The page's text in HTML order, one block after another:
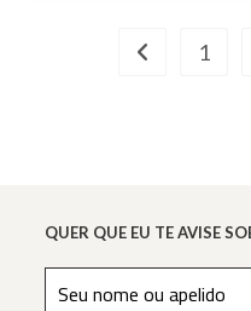
Bonecas
Para
Ir para a 1
QUER QUE EU TE AVISE